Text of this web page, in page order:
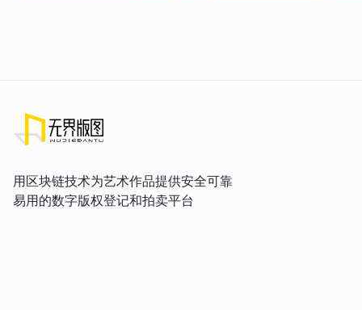
用区块链技术为艺术作品提供安全可靠
易用的数字版权登记和拍卖平台